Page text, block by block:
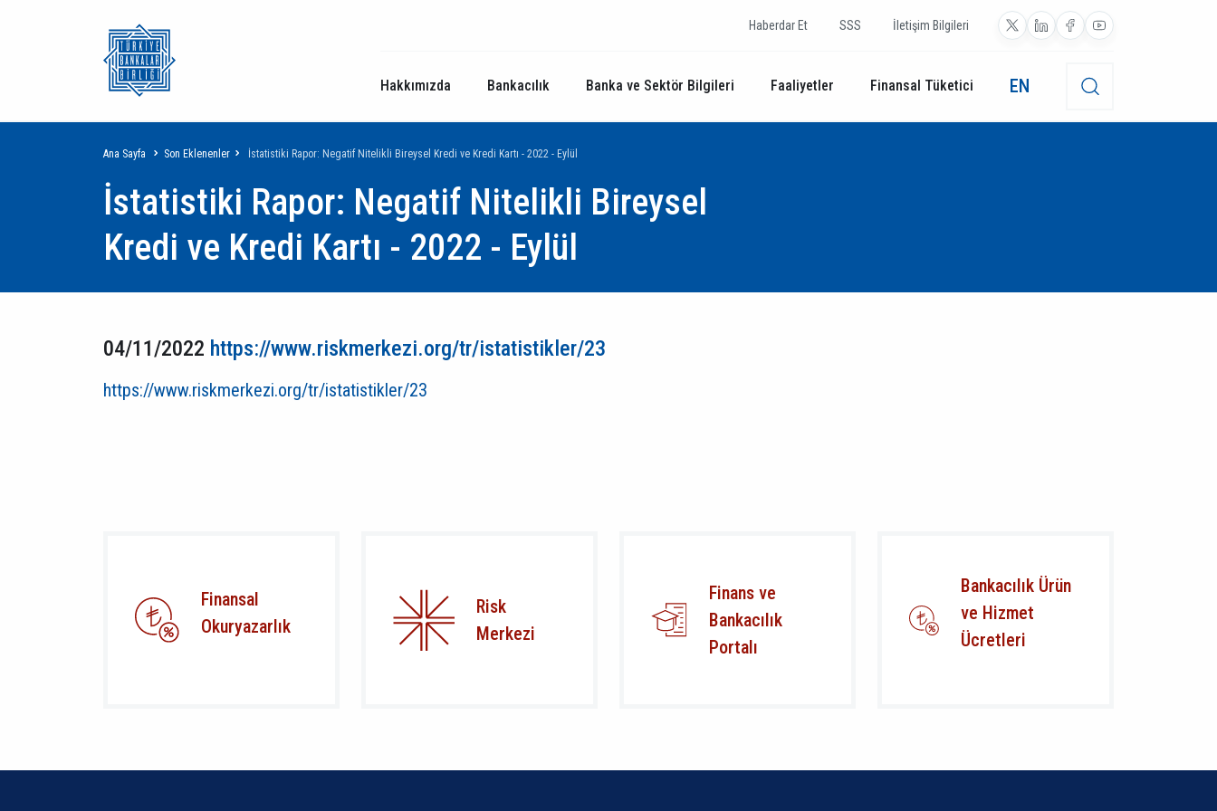
Haberdar Et SSS İletişim Bilgileri
Hakkımızda Bankacılık Banka ve Sektör Bilgileri Faaliyetler Finansal Tüketici EN
Sayfa
yolu
Ana Sayfa Son Eklenenler İstatistiki Rapor: Negatif Nitelikli Bireysel Kredi ve Kredi Kartı - 2022 - Eylül
İstatistiki Rapor: Negatif Nitelikli Bireysel
Kredi ve Kredi Kartı - 2022 - Eylül
04/11/2022 https://www.riskmerkezi.org/tr/istatistikler/23
https://www.riskmerkezi.org/tr/istatistikler/23
Finansal
Okuryazarlık
Risk
Merkezi
Finans ve
Bankacılık
Portalı
Bankacılık Ürün
ve Hizmet
Ücretleri